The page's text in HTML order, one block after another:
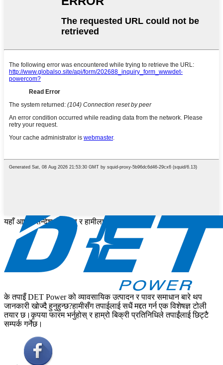
यहाँ आफ्नो सन्देश लेख्नुहोस् र हामीलाई पठाउनुहोस्
के तपाइँ DET Power को व्यावसायिक उत्पादन र पावर समाधान बारे थप
जानकारी खोज्दै हुनुहुन्छ?हामीसँग तपाईलाई सधैं मद्दत गर्न एक विशेषज्ञ टोली
तयार छ।कृपया फारम भर्नुहोस् र हाम्रो बिक्री प्रतिनिधिले तपाईंलाई छिट्टै
सम्पर्क गर्नेछ।